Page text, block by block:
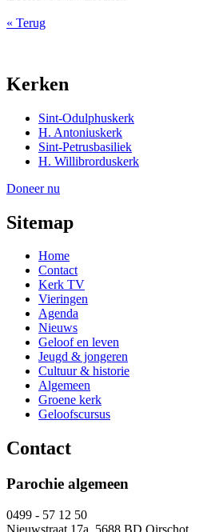
« Terug
Kerken
Sint-Odulphuskerk
H. Antoniuskerk
Sint-Petrusbasiliek
H. Willibrorduskerk
Doneer nu
Sitemap
Home
Contact
Kerk TV
Vieringen
Agenda
Nieuws
Geloof en leven
Jeugd & jongeren
Cultuur & historie
Algemeen
Groene kerk
Geloofscursus
Contact
Parochie algemeen
0499 - 57 12 50
Nieuwstraat 17a, 5688 BD Oirschot